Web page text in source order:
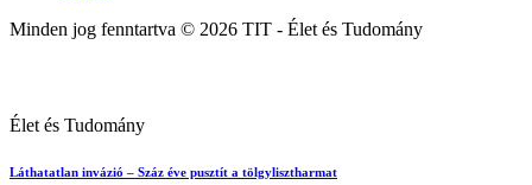
Minden jog fenntartva © 2026 TIT - Élet és Tudomány
Élet és Tudomány
Láthatatlan invázió – Száz éve pusztít a tölgylisztharmat